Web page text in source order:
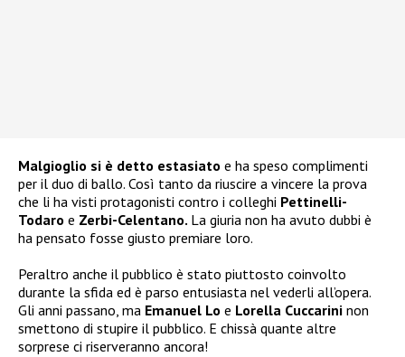
Malgioglio si è detto estasiato e ha speso complimenti
per il duo di ballo. Così tanto da riuscire a vincere la prova
che li ha visti protagonisti contro i colleghi Pettinelli-
Todaro e Zerbi-Celentano. La giuria non ha avuto dubbi è
ha pensato fosse giusto premiare loro.
Peraltro anche il pubblico è stato piuttosto coinvolto
durante la sfida ed è parso entusiasta nel vederli all’opera.
Gli anni passano, ma Emanuel Lo e Lorella Cuccarini non
smettono di stupire il pubblico. E chissà quante altre
sorprese ci riserveranno ancora!